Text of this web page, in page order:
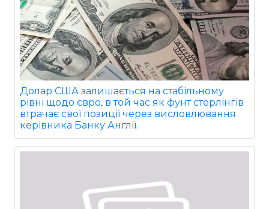
Долар США залишається на стабільному
рівні щодо євро, в той час як фунт стерлінгів
втрачає свої позиції через висловлювання
керівника Банку Англії.